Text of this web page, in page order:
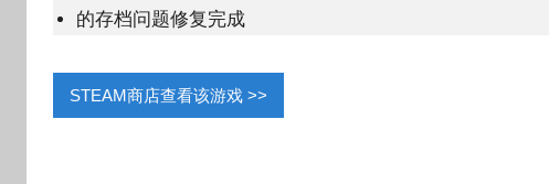
的存档问题修复完成
STEAM商店查看该游戏 >>